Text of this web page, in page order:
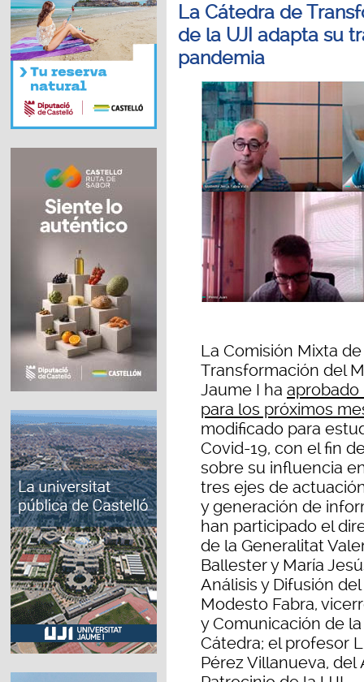
La Cátedra de
de la UJI adapta su
pandemia
La Comisión Mixta
Transformación del
Jaume I ha aprobado
para los próximos
modificado para
Covid-19, con el fin
sobre su influencia
tres ejes de
y generación de
han participado el
de la Generalitat
Ballester y María
Análisis y Difusión
Modesto Fabra,
y Comunicación de
Cátedra; el profesor
Pérez Villanueva,